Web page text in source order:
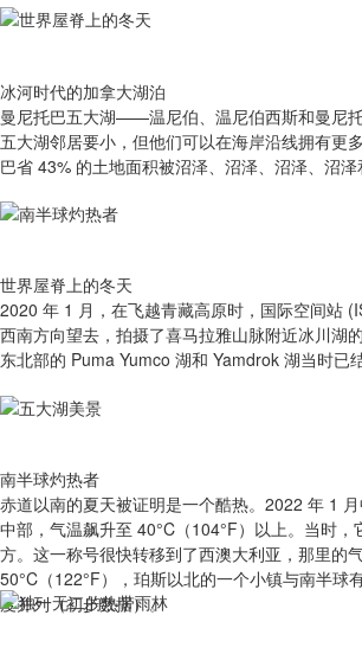
冰河时代的加拿大湖泊
曼尼托巴五大湖——温尼伯、温尼伯西斯和曼尼
五大湖邻居要小，但他们可以在海岸沿线拥有更
巴省 43% 的土地面积被沼泽、沼泽、沼泽、沼泽
世界屋脊上的冬天
2020 年 1 月，在飞越青藏高原时，国际空间站
西南方向望去，拍摄了喜马拉雅山脉附近冰川湖
东北部的 Puma Yumco 湖和 Yamdrok 湖当时已结
南半球灼热者
赤道以南的夏天被证明是一个酷热。2022 年 1
中部，气温飙升至 40°C（104°F）以上。当时，
方。这一称号很快转移到了西澳大利亚，那里的
50°C（122°F），珀斯以北的一个小镇与南半球
度并列（初步数据）。